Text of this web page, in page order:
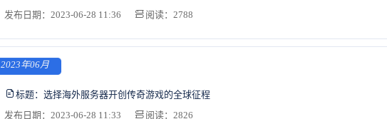
发布日期：2023-06-28 11:36
阅读：2788
2023年06月
标题： 选择海外服务器开创传奇游戏的全球征程
发布日期：2023-06-28 11:33
阅读：2826